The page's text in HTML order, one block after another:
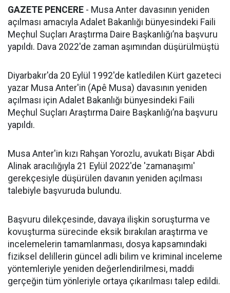
GAZETE PENCERE - Musa Anter davasının yeniden
açılması amacıyla Adalet Bakanlığı bünyesindeki Faili
Meçhul Suçları Araştırma Daire Başkanlığı’na başvuru
yapıldı. Dava 2022'de zaman aşımından düşürülmüştü
Diyarbakır'da 20 Eylül 1992'de katledilen Kürt gazeteci
yazar Musa Anter'in (Apê Musa) davasının yeniden
açılması için Adalet Bakanlığı bünyesindeki Faili
Meçhul Suçları Araştırma Daire Başkanlığı’na başvuru
yapıldı.
Musa Anter'in kızı Rahşan Yorozlu, avukatı Bişar Abdi
Alinak aracılığıyla 21 Eylül 2022'de 'zamanaşımı'
gerekçesiyle düşürülen davanın yeniden açılması
talebiyle başvuruda bulundu.
Başvuru dilekçesinde, davaya ilişkin soruşturma ve
kovuşturma sürecinde eksik bırakılan araştırma ve
incelemelerin tamamlanması, dosya kapsamındaki
fiziksel delillerin güncel adli bilim ve kriminal inceleme
yöntemleriyle yeniden değerlendirilmesi, maddi
gerçeğin tüm yönleriyle ortaya çıkarılması talep edildi.